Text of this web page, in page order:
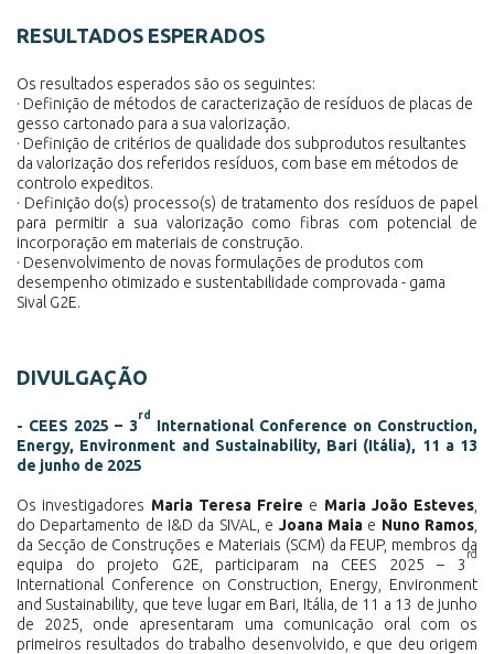
RESULTADOS ESPERADOS
Os resultados esperados são os seguintes:
· Definição de métodos de caracterização de resíduos de placas de
gesso cartonado para a sua valorização.
· Definição de critérios de qualidade dos subprodutos resultantes
da valorização dos referidos resíduos, com base em métodos de
controlo expeditos.
· Definição do(s) processo(s) de tratamento dos resíduos de papel
para permitir a sua valorização como fibras com potencial de
incorporação em materiais de construção.
· Desenvolvimento de novas formulações de produtos com
desempenho otimizado e sustentabilidade comprovada - gama
Sival G2E.
DIVULGAÇÃO
- CEES 2025 – 3
rd
International Conference on Construction,
Energy, Environment and Sustainability, Bari (Itália), 11 a 13
de junho de 2025
Os investigadores Maria Teresa Freire e Maria João Esteves
do Departamento de I&D da SIVAL, e Joana Maiae Nuno Ramos
da Secção de Construções e Materiais (SCM) da FEUP, membros da
equipa do projeto G2E, participaram na CEES 2025 – 3
rd
International Conference on Construction, Energy, Environment
and Sustainability, que teve lugar em Bari, Itália, de 11 a 13 de junho
de 2025, onde apresentaram uma comunicação oral com os
primeiros resultados do trabalho desenvolvido, e que deu origem